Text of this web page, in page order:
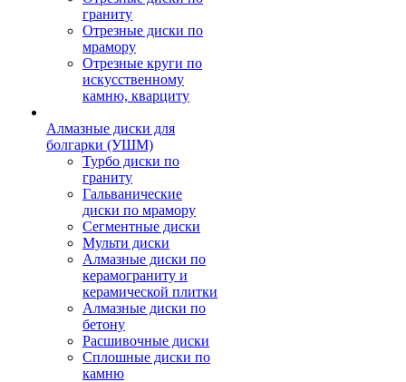
граниту
Отрезные диски по
мрамору
Отрезные круги по
искусственному
камню, кварциту
Алмазные диски для
болгарки (УШМ)
Турбо диски по
граниту
Гальванические
диски по мрамору
Сегментные диски
Мульти диски
Алмазные диски по
керамограниту и
керамической плитки
Алмазные диски по
бетону
Расшивочные диски
Сплошные диски по
камню